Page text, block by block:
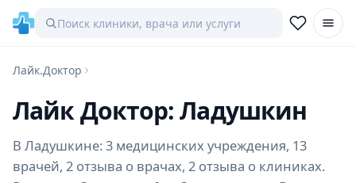
Лайк.Доктор
Лайк Доктор: Ладушкин
В Ладушкине: 3 медицинских учреждения, 13
врачей, 2 отзыва о врачах, 2 отзыва о клиниках.